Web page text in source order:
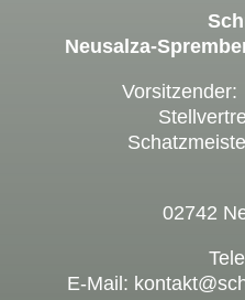
Neusalza-
02742
E-Mail: